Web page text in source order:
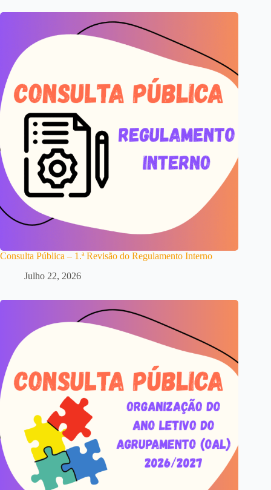
Consulta Pública – 1.ª Revisão do Regulamento Interno
Julho 22, 2026